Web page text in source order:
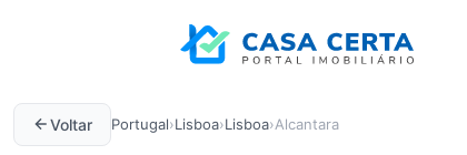
Voltar Portugal›Lisboa›Lisboa›Alcantara